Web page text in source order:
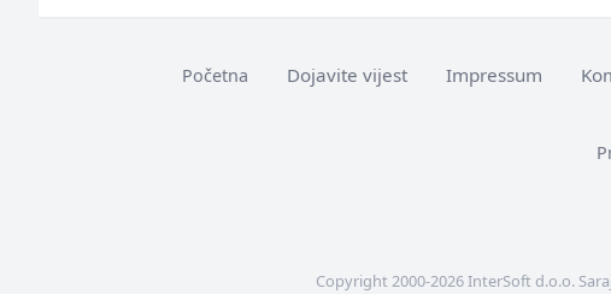
Početna Dojavite vijest Impressum
Copyright 2000-2026 InterSoft d.o.o.